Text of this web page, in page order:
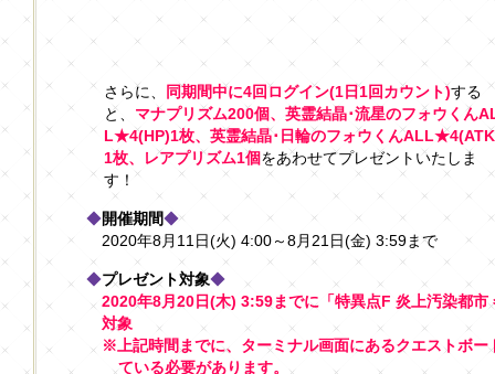
さらに、 同期間中に4回ログイン(1日1回カウント)する
と、 マナプリズム200個、英霊結晶･流星のフォウくん
L★4(HP)1枚、英霊結晶･日輪のフォウくん
1枚、レアプリズム1個をあわせてプレゼントいたしま
す！
◆開催期間◆
2020年8月11日(火) 4:00～8月21日(金) 3:59まで
◆プレゼント対象◆
2020年8月20日(木) 3:59までに「特異点F 炎上汚染都
対象
※上記時間までに、ターミナル画面にあるクエストボ
ている必要があります。